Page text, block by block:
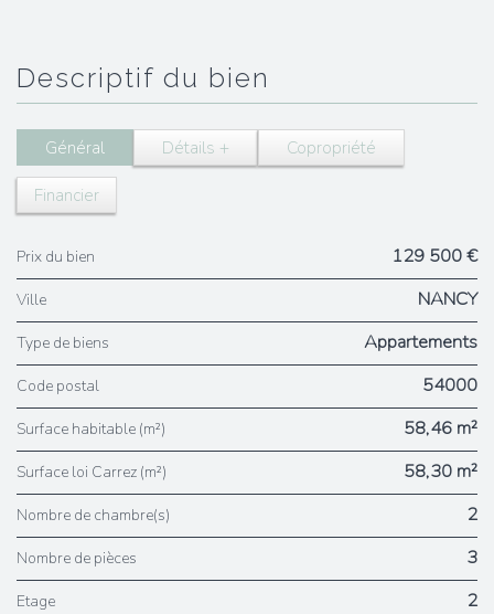
descriptif du bien
Général Détails + Copropriété
Financier
Prix du bien 129 500 €
Ville NANCY
Type de biens Appartements
Code postal 54000
Surface habitable (m²) 58,46 m²
Surface loi Carrez (m²) 58,30 m²
Nombre de chambre(s) 2
Nombre de pièces 3
Etage 2